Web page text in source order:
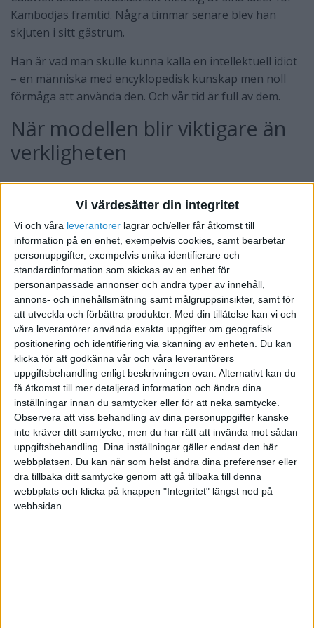
Vi värdesätter din integritet
Vi och våra leverantorer lagrar och/eller får åtkomst till
information på en enhet, exempelvis cookies, samt bearbetar
personuppgifter, exempelvis unika identifierare och
standardinformation som skickas av en enhet för
personanpassade annonser och andra typer av innehåll,
annons- och innehållsmätning samt målgruppsinsikter, samt för
att utveckla och förbättra produkter. Med din tillåtelse kan vi och
våra leverantörer använda exakta uppgifter om geografisk
positionering och identifiering via skanning av enheten. Du kan
klicka för att godkänna vår och våra leverantörers
uppgiftsbehandling enligt beskrivningen ovan. Alternativt kan du
få åtkomst till mer detaljerad information och ändra dina
inställningar innan du samtycker eller för att neka samtycke.
Observera att viss behandling av dina personuppgifter kanske
inte kräver ditt samtycke, men du har rätt att invända mot sådan
uppgiftsbehandling. Dina inställningar gäller endast den här
webbplatsen. Du kan när som helst ändra dina preferenser eller
dra tillbaka ditt samtycke genom att gå tillbaka till denna
webbplats och klicka på knappen "Integritet" längst ned på
webbsidan.
Kambodjas framtid. Några timmar senare blev han
skjuten i sitt gästrum.
Han är vad man skulle kunna kalla en intellektuell idiot
– en människa med encyklopedisk kunskap men noll
förmåga att använda den. Och vår tid är full av dem.
När modellen blir viktigare än
verkligheten
Intellektuella jobbar med modeller. De bygger ramverk
för att förstå världen, gör förutsägelser och ger råd.
Problemet uppstår när modellen krockar med
verkligheten – för då väljer de oftast modellen.
TaRobert McNamara
, vd på Ford som blev USA:s